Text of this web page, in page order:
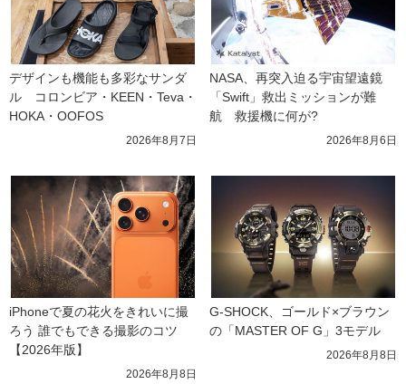
デザインも機能も多彩なサンダ
ル　コロンビア・KEEN・Teva・
HOKA・OOFOS
2026年8月7日
NASA、再突入迫る宇宙望遠鏡
「Swift」救出ミッションが難
航　救援機に何が?
2026年8月6日
iPhoneで夏の花火をきれいに撮
ろう 誰でもできる撮影のコツ
【2026年版】
2026年8月8日
G-SHOCK、ゴールド×ブラウン
の「MASTER OF G」3モデル
2026年8月8日